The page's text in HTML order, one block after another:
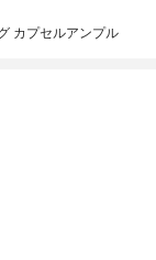
カプセルアンプル